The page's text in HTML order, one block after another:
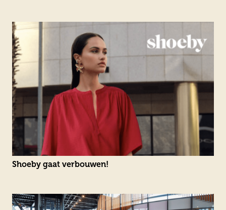
Shoeby gaat verbouwen!